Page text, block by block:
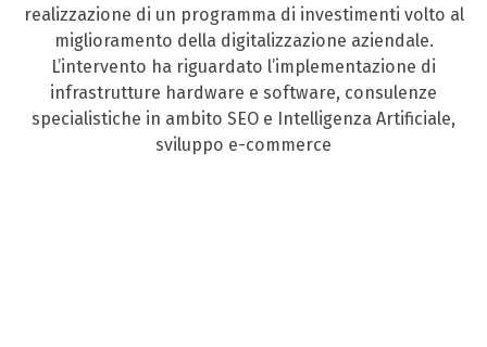
realizzazione di un programma di investimenti volto al
miglioramento della digitalizzazione aziendale.
L’intervento ha riguardato l’implementazione di
infrastrutture hardware e software, consulenze
specialistiche in ambito SEO e Intelligenza Artificiale,
sviluppo e-commerce